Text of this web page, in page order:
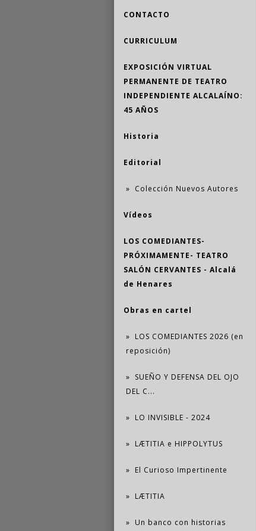
CONTACTO
CURRICULUM
EXPOSICIÓN VIRTUAL
PERMANENTE DE TEATRO
INDEPENDIENTE ALCALAÍNO:
45 AÑOS
Historia
Editorial
Colección Nuevos Autores
Vídeos
LOS COMEDIANTES-
PRÓXIMAMENTE- TEATRO
SALÓN CERVANTES - Alcalá
de Henares
Obras en cartel
LOS COMEDIANTES 2026 (en
reposición)
SUEÑO Y DEFENSA DEL OJO
DEL C...
LO INVISIBLE - 2024
LÆTITIA e HIPPOLYTUS
El Curioso Impertinente
LÆTITIA
Un banco con historias